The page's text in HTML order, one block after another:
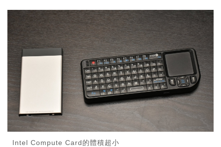
Intel Compute Card的體積超小